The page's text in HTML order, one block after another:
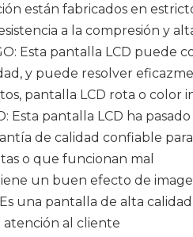
están fabricados en
a la compresión y
Esta pantalla LCD
y puede resolver
pantalla LCD rota o color
Esta pantalla LCD ha
de calidad confiable
o que funcionan mal
un buen efecto de
una pantalla de alta
al cliente